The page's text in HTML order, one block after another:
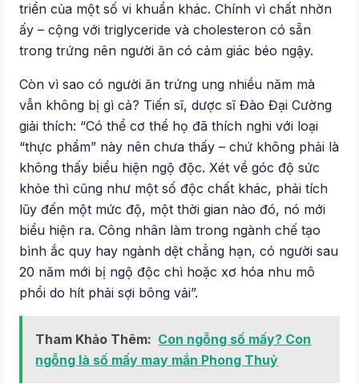
triển của một số vi khuẩn khác. Chính vì chất nhờn
ấy – cộng với triglyceride và cholesteron có sẵn
trong trứng nên người ăn có cảm giác béo ngậy.
Còn vì sao có người ăn trứng ung nhiều năm mà
vẫn không bị gì cả? Tiến sĩ, dược sĩ Đào Đại Cường
giải thích: “Có thể cơ thể họ đã thích nghi với loại
“thực phẩm” này nên chưa thấy – chứ không phải là
không thấy biểu hiện ngộ độc. Xét về góc độ sức
khỏe thì cũng như một số độc chất khác, phải tích
lũy đến một mức độ, một thời gian nào đó, nó mới
biểu hiện ra. Công nhân làm trong ngành chế tạo
bình ắc quy hay ngành dệt chẳng hạn, có người sau
20 năm mới bị ngộ độc chì hoặc xơ hóa nhu mô
phổi do hít phải sợi bông vải”.
Tham Khảo Thêm: Con ngỗng số mấy? Con
ngỗng là số mấy may mắn Phong Thuỷ